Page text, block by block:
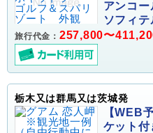
アンコー
ソフィ
旅行代金： 257,800〜
栃木又は群馬又は茨城発
【WEB
ケット